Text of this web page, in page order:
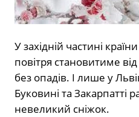
У західній частині
повітря становитиме
без опадів. І лише у
Буковині та Закарпатті
невеликий сніжок.